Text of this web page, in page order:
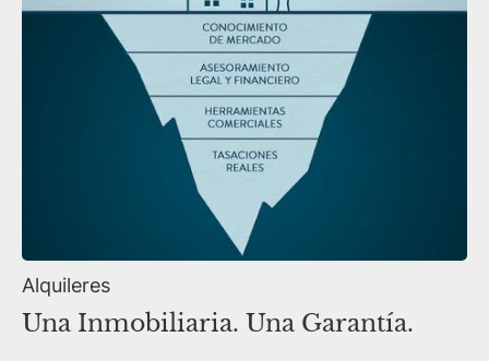
Alquileres
Una Inmobiliaria. Una Garantía.